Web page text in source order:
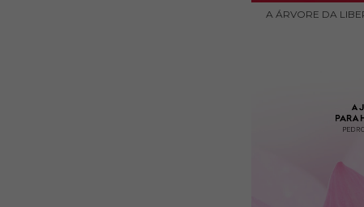
A ÁRVORE DA